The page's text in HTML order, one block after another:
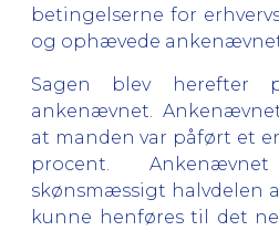
betingelserne for
og ophævede
Sagen blev herefter
ankenævnet.
at manden var påført et
procent.
skønsmæssigt halvdelen
kunne henføres til det